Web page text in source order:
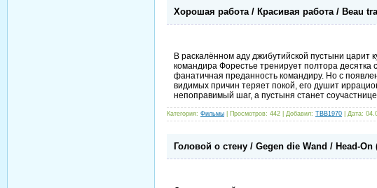
Хорошая работа / Красивая работа / Beau
В раскалённом аду джибутийской пустыни царит
командира Форестье тренирует полтора
фанатичная преданность командиру. Но с
видимых причин теряет покой, его душит
непоправимый шаг, а пустыня станет
Категория: Фильмы | Просмотров: 442 | Добавил: TBB1970 | Дата:
Головой о стену / Gegen die Wand / Head-